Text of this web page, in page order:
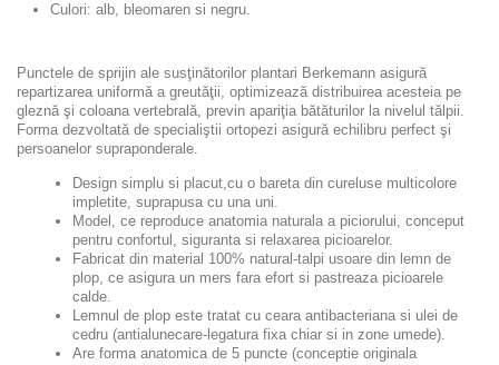
Culori: alb, bleomaren si negru.
Punctele de sprijin ale susţinătorilor plantari Berkemann asigură
repartizarea uniformă a greutăţii, optimizează distribuirea acesteia pe
gleznă şi coloana vertebrală, previn apariţia bătăturilor la nivelul tălpii.
Forma dezvoltată de specialiştii ortopezi asigură echilibru perfect şi
persoanelor supraponderale.
Design simplu si placut,cu o bareta din cureluse multicolore
impletite, suprapusa cu una uni.
Model, ce reproduce anatomia naturala a piciorului, conceput
pentru confortul, siguranta si relaxarea picioarelor.
Fabricat din material 100% natural-talpi usoare din lemn de
plop, ce asigura un mers fara efort si pastreaza picioarele
calde.
Lemnul de plop este tratat cu ceara antibacteriana si ulei de
cedru (antialunecare-legatura fixa chiar si in zone umede).
Are forma anatomica de 5 puncte (conceptie originala